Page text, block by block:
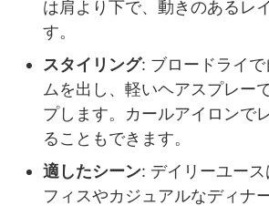
は肩より下で、動きのあるレ
す。
スタイリング: ブロードライ
ムを出し、軽いヘアスプレー
プします。カールアイロンで
ることもできます。
適したシーン: デイリーユー
フィスやカジュアルなディナ